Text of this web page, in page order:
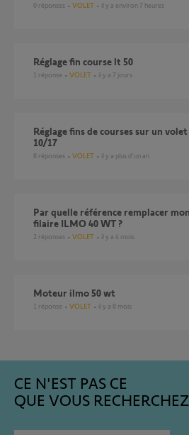
0 réponses VOLET il y a environ 7 heures
Réglage fin course lt 50
1 réponse VOLET il y a 7 jours
Réglage fins de courses sur un volet roulant ILMO 50WT
10/17
8 réponses VOLET il y a plus d'un an
Par quelle référence remplacer mon moteur de volet
filaire ILMO 40 WT ?
2 réponses VOLET il y a 4 mois
moteur ilmo 50 wt
1 réponse VOLET il y a 8 mois
CE N'EST PAS CE
QUE VOUS RECHERCHEZ